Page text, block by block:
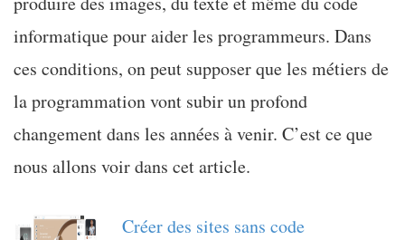
informatique pour aider les programmeurs. Dans
ces conditions, on peut supposer que les métiers de
la programmation vont subir un profond
changement dans les années à venir. C’est ce que
nous allons voir dans cet article.
Créer des sites sans code